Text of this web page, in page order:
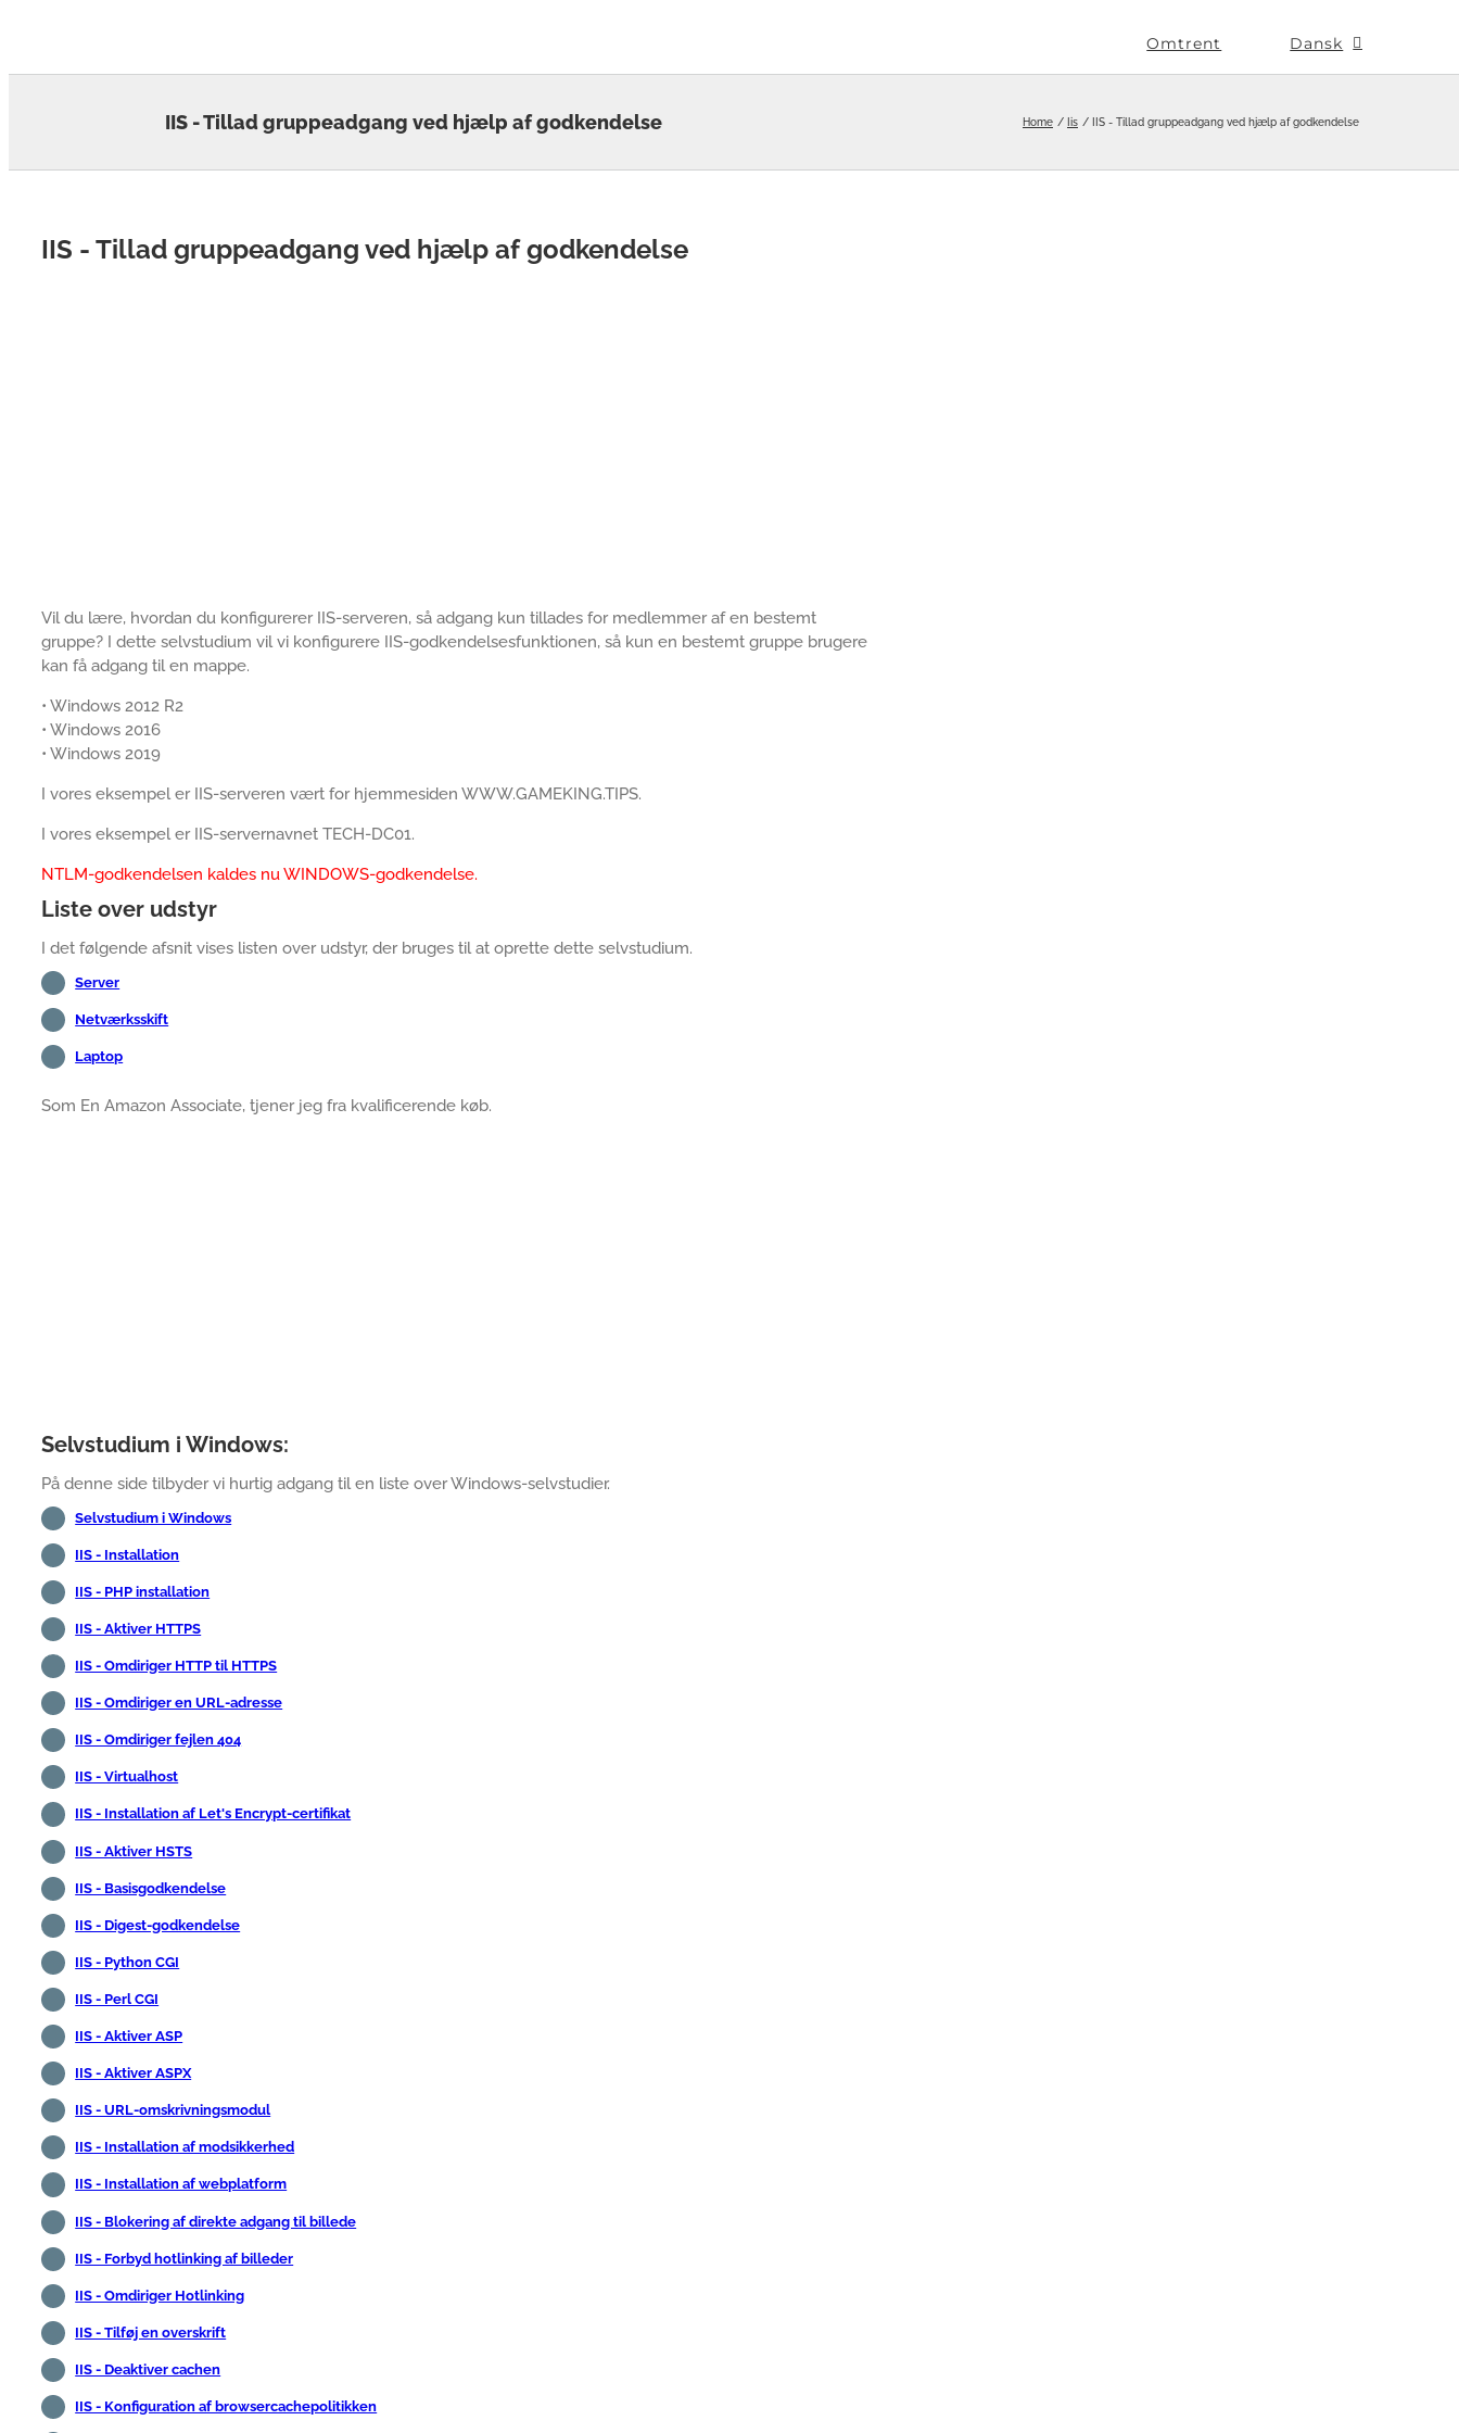
Omtrent Dansk
IIS - Tillad gruppeadgang ved hjælp af godkendelse Home Iis IIS - Tillad gruppeadgang ved hjælp af godkendelse
IIS - Tillad gruppeadgang ved hjælp af godkendelse
Vil du lære, hvordan du konfigurerer IIS-serveren, så adgang kun tillades for medlemmer af en bestemt
gruppe? I dette selvstudium vil vi konfigurere IIS-godkendelsesfunktionen, så kun en bestemt gruppe brugere
kan få adgang til en mappe.
• Windows 2012 R2
• Windows 2016
• Windows 2019
I vores eksempel er IIS-serveren vært for hjemmesiden WWW.GAMEKING.TIPS.
I vores eksempel er IIS-servernavnet TECH-DC01.
NTLM-godkendelsen kaldes nu WINDOWS-godkendelse.
Liste over udstyr
I det følgende afsnit vises listen over udstyr, der bruges til at oprette dette selvstudium.
Server
Netværksskift
Laptop
Som En Amazon Associate, tjener jeg fra kvalificerende køb.
Selvstudium i Windows:
På denne side tilbyder vi hurtig adgang til en liste over Windows-selvstudier.
Selvstudium i Windows
IIS - Installation
IIS - PHP installation
IIS - Aktiver HTTPS
IIS - Omdiriger HTTP til HTTPS
IIS - Omdiriger en URL-adresse
IIS - Omdiriger fejlen 404
IIS - Virtualhost
IIS - Installation af Let's Encrypt-certifikat
IIS - Aktiver HSTS
IIS - Basisgodkendelse
IIS - Digest-godkendelse
IIS - Python CGI
IIS - Perl CGI
IIS - Aktiver ASP
IIS - Aktiver ASPX
IIS - URL-omskrivningsmodul
IIS - Installation af modsikkerhed
IIS - Installation af webplatform
IIS - Blokering af direkte adgang til billede
IIS - Forbyd hotlinking af billeder
IIS - Omdiriger Hotlinking
IIS - Tilføj en overskrift
IIS - Deaktiver cachen
IIS - Konfiguration af browsercachepolitikken